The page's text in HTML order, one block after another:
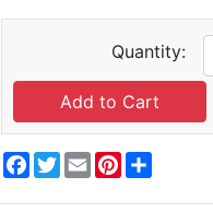
Quantity:
Facebook
Twitter
EmailPinterest